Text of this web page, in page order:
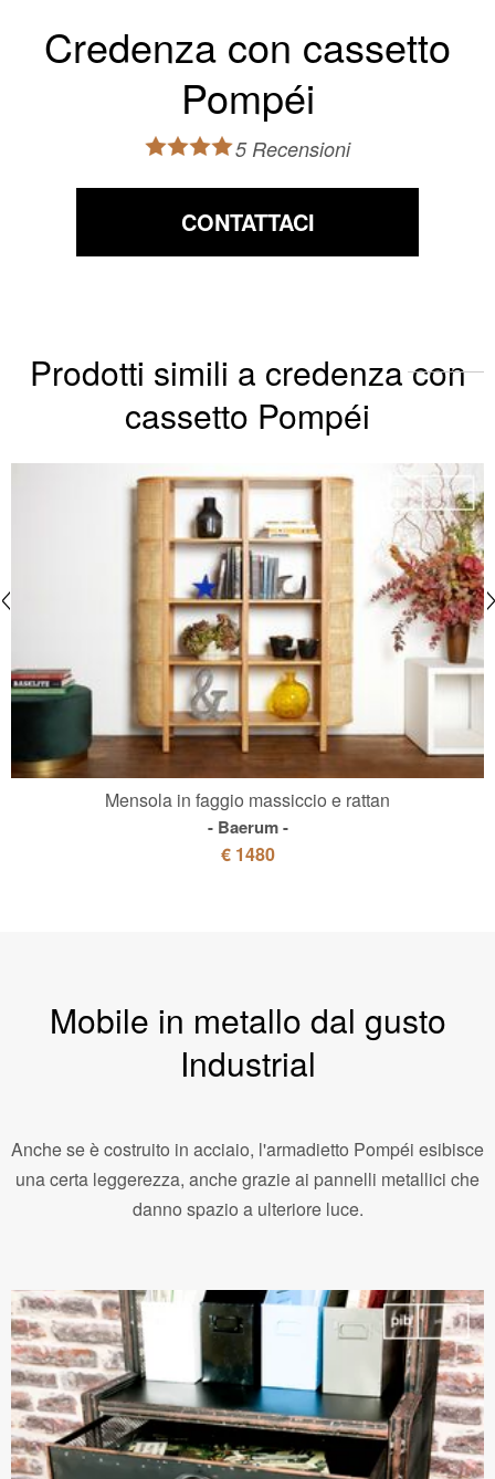
Credenza con cassetto
Pompéi
5 Recensioni
CONTATTACI
Prodotti simili a credenza con
cassetto Pompéi
Mensola in faggio massiccio e rattan
Baerum
€ 1480
Mobile in metallo dal gusto
Industrial
Anche se è costruito in acciaio, l'armadietto Pompéi esibisce
una certa leggerezza, anche grazie ai pannelli metallici che
danno spazio a ulteriore luce.